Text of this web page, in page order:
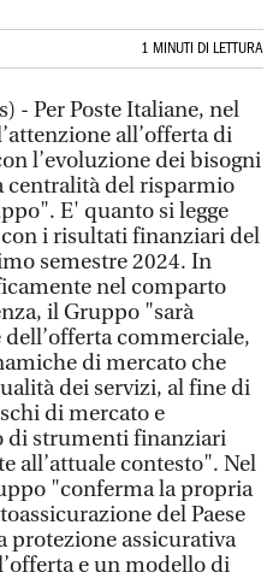
1 MINUTI DI LETTURA
- Per Poste Italiane, nel
all’offerta di
l’evoluzione dei bisogni
centralità del risparmio
E' quanto si legge
i risultati finanziari del
semestre 2024. In
nel comparto
il Gruppo "sarà
commerciale,
di mercato che
dei servizi, al fine di
di mercato e
di strumenti finanziari
all’attuale contesto". Nel
"conferma la propria
del Paese
protezione assicurativa
e un modello di